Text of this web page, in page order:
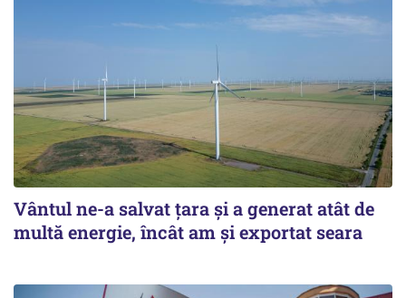
Vântul ne-a salvat țara și a generat atât de
multă energie, încât am și exportat seara